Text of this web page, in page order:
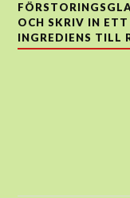
OCH SKRIV IN
INGREDIENS TILL